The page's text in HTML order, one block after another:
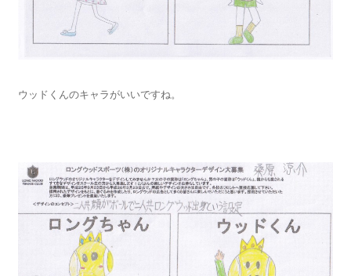
ウッドくんのキャラがいいですね。